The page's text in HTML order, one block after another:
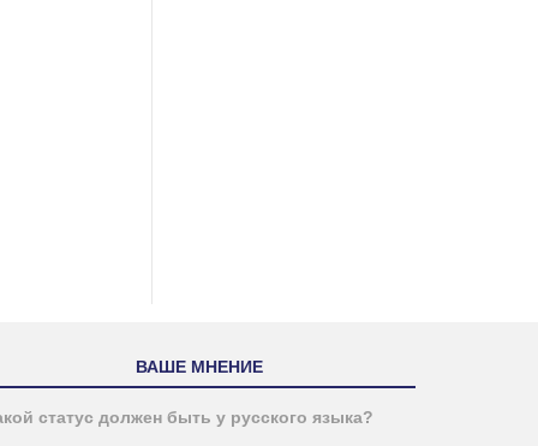
ВАШЕ МНЕНИЕ
статус должен быть у русского языка?